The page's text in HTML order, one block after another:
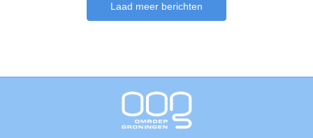
Laad meer berichten